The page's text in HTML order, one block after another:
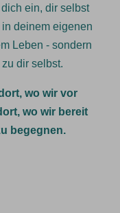
ein, dir selbst
deinem eigenen
Leben - sondern
dir selbst.
wo wir vor
wo wir bereit
begegnen.